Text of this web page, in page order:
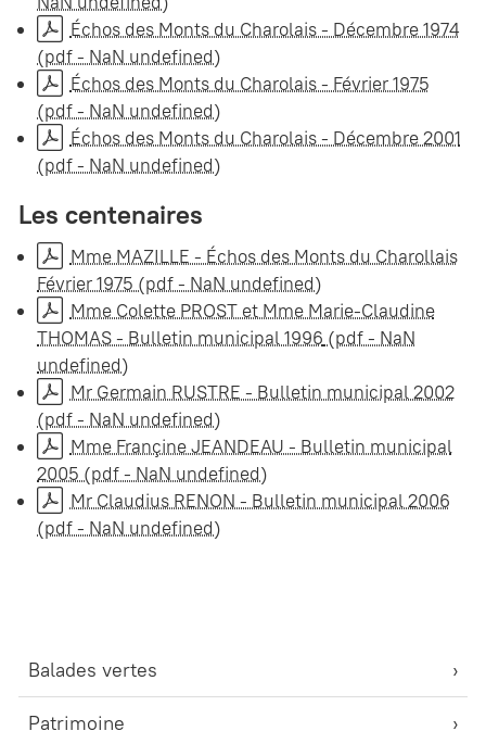
Balades vertes
Patrimoine
Échos des Monts du Charolais - Décembre 1974
(pdf - NaN undefined)
Échos des Monts du Charolais - Février 1975
(pdf - NaN undefined)
Échos des Monts du Charolais - Décembre 2001
(pdf - NaN undefined)
Les centenaires
Mme MAZILLE - Échos des Monts du Charollais
Février 1975 (pdf - NaN undefined)
Mme Colette PROST et Mme Marie-Claudine
THOMAS - Bulletin municipal 1996 (pdf - NaN
undefined)
Mr Germain RUSTRE - Bulletin municipal 2002
(pdf - NaN undefined)
Mme Françine JEANDEAU - Bulletin municipal
2005 (pdf - NaN undefined)
Mr Claudius RENON - Bulletin municipal 2006
(pdf - NaN undefined)